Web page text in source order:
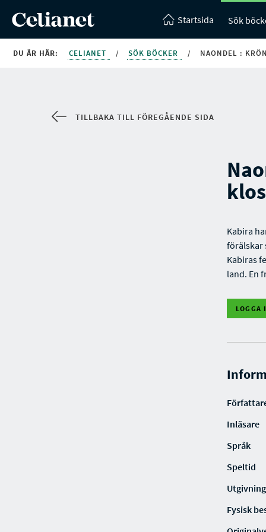
Startsida Sök
DU ÄR HÄR: CELIANET / SÖK BÖCKER / NAONDEL :
TILLBAKA TILL FÖREGÅENDE SIDA
Kabira
förälskar
Kabiras
land. En
LOGGA
Inläsare
Språk
Speltid
Fysisk